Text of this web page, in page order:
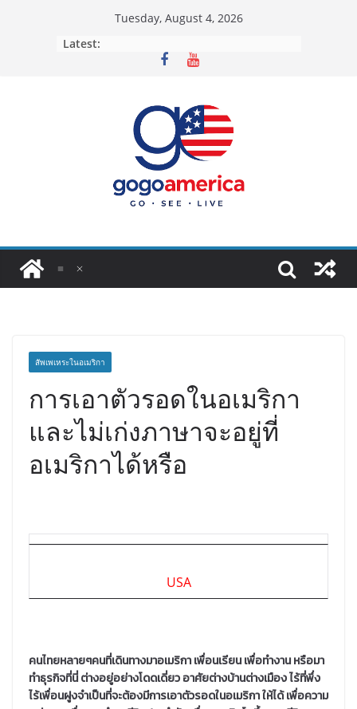
Tuesday, August 4, 2026
Latest:
สัพเพเหระในอเมริกา
การเอาตัวรอดในอเมริกา
และไม่เก่งภาษาจะอยู่ที่
อเมริกาได้หรือ
USA
คนไทยหลายๆคนที่เดินทางมาอเมริกา เพื่อนเรียน เพื่อทำงาน หรือมา
ทำธุรกิจที่นี่ ต่างอยู่อย่างโดดเดี่ยว อาศัยต่างบ้านต่างเมือง ไร้ที่พึ่ง
ไร้เพื่อนฝูงจำเป็นที่จะต้องมีการเอาตัวรอดในอเมริกา ให้ได้ เพื่อความ